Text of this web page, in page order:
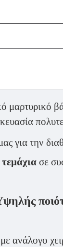
για την
σε
ανάλογο